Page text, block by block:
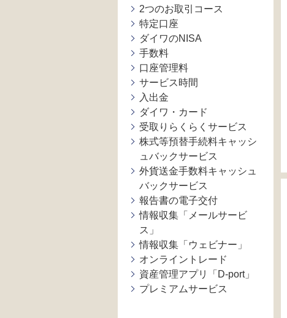
2つのお取引コース
特定口座
ダイワのNISA
手数料
口座管理料
サービス時間
入出金
ダイワ・カード
受取りらくらくサービス
株式等預替手続料キャッシ
ュバックサービス
外貨送金手数料キャッシュ
バックサービス
報告書の電子交付
情報収集「メールサービ
ス」
情報収集「ウェビナー」
オンライントレード
資産管理アプリ「D-port」
プレミアムサービス